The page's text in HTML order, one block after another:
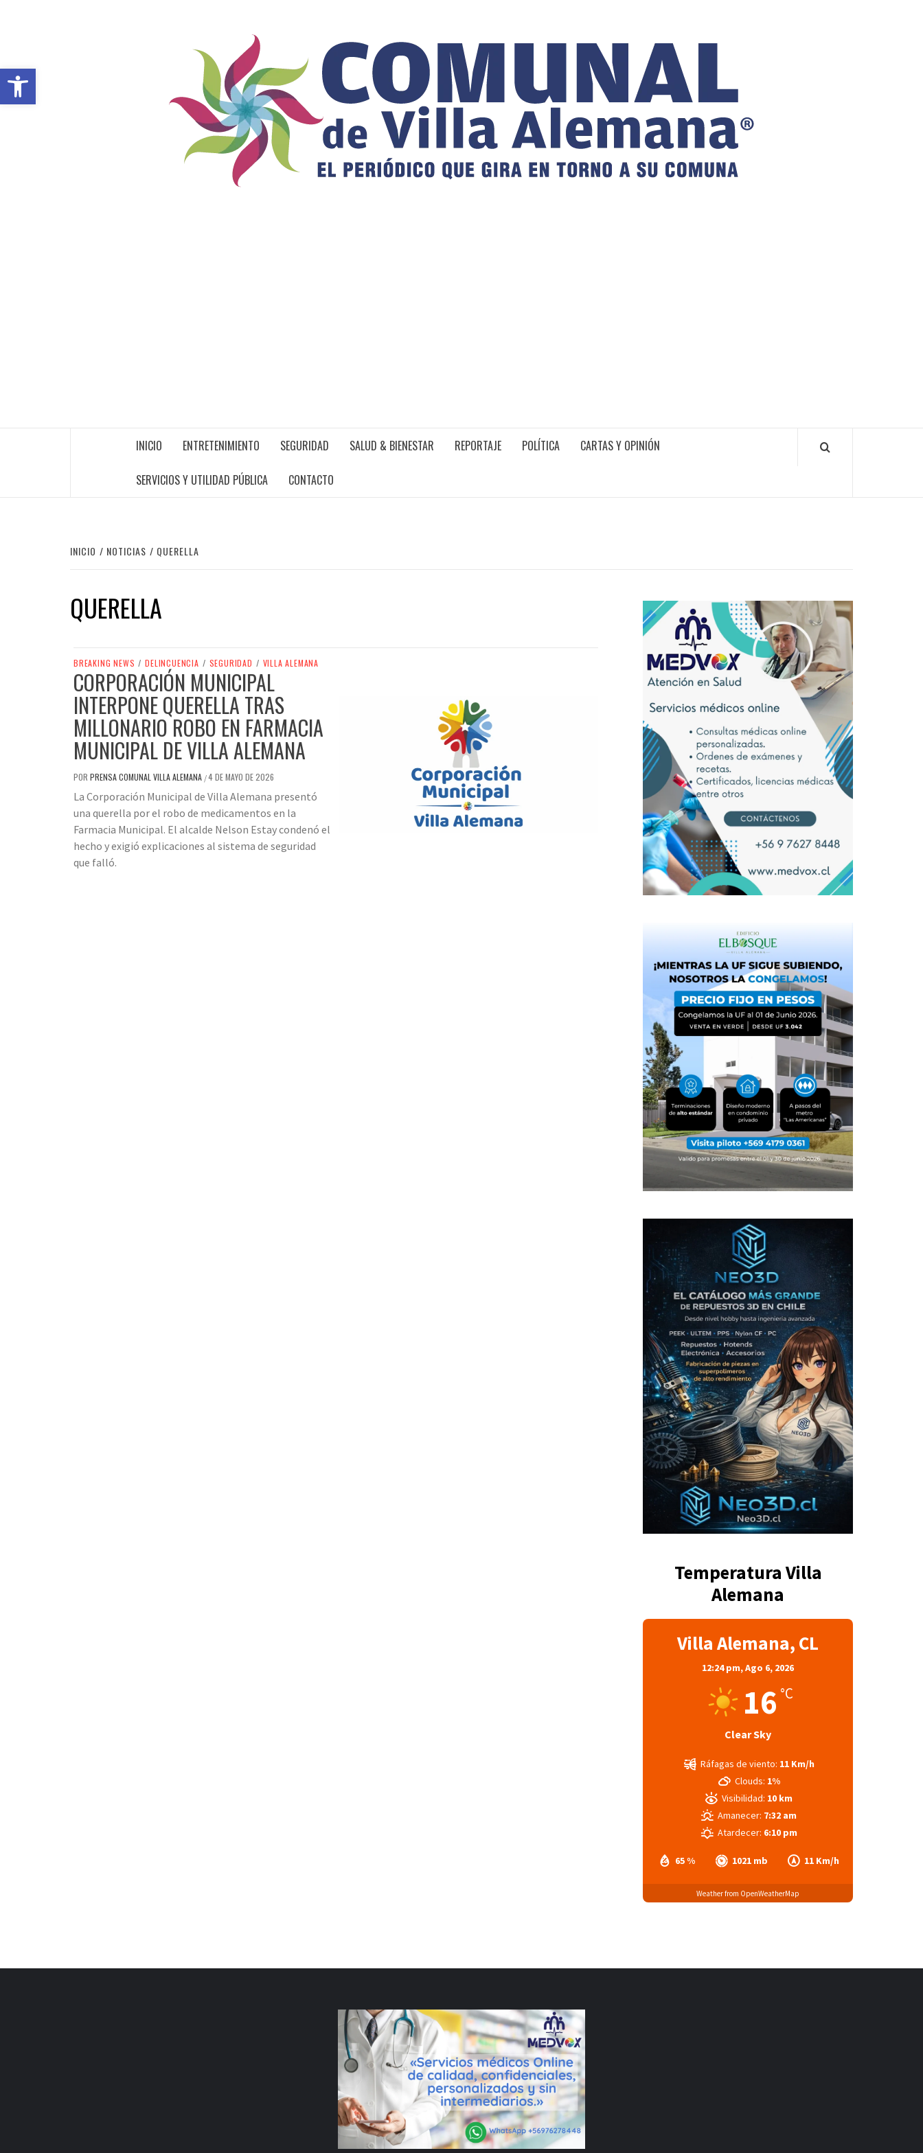
Abrir barra de herramientas
INICIO ENTRETENIMIENTO SEGURIDAD SALUD & BIENESTAR REPORTAJE POLÍTICA CARTAS Y OPINIÓN
SERVICIOS Y UTILIDAD PÚBLICA CONTACTO
INICIO NOTICIAS QUERELLA
QUERELLA
BREAKING NEWS / DELINCUENCIA / SEGURIDAD / VILLA ALEMANA
CORPORACIÓN MUNICIPAL
INTERPONE QUERELLA TRAS
MILLONARIO ROBO EN FARMACIA
MUNICIPAL DE VILLA ALEMANA
POR PRENSA COMUNAL VILLA ALEMANA /4 DE MAYO DE 2026
La Corporación Municipal de Villa Alemana presentó
una querella por el robo de medicamentos en la
Farmacia Municipal. El alcalde Nelson Estay condenó el
hecho y exigió explicaciones al sistema de seguridad
que falló.
Temperatura Villa
Alemana
Villa Alemana, CL
12:24 pm,Ago 6, 2026
16 °C
Clear Sky
65 % 1021 mb 11 Km/h
Ráfagas de viento: 11 Km/h
Clouds: 1%
Visibilidad: 10 km
Amanecer: 7:32 am
Atardecer: 6:10 pm
Weather from OpenWeatherMap